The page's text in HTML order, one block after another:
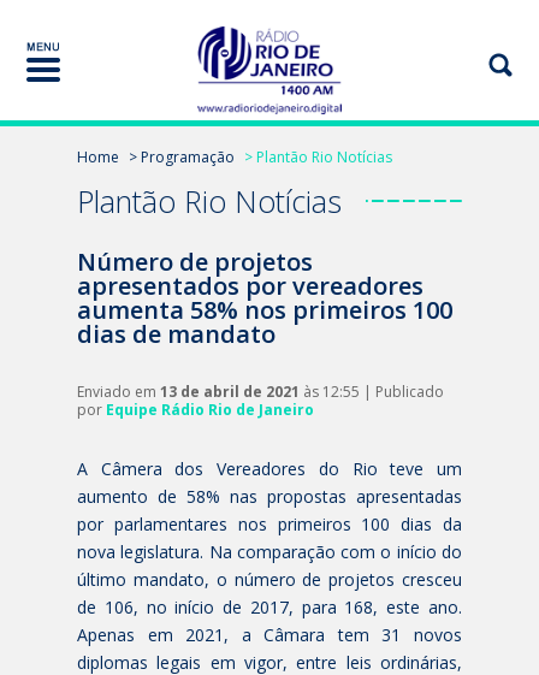
Home > Programação > Plantão Rio Notícias
Plantão Rio Notícias
Número de projetos
apresentados por vereadores
aumenta 58% nos primeiros 100
dias de mandato
Enviado em 13 de abril de 2021 às 12:55 | Publicado
por Equipe Rádio Rio de Janeiro
A Câmera dos Vereadores do Rio teve um
aumento de 58% nas propostas apresentadas
por parlamentares nos primeiros 100 dias da
nova legislatura. Na comparação com o início do
último mandato, o número de projetos cresceu
de 106, no início de 2017, para 168, este ano.
Apenas em 2021, a Câmara tem 31 novos
diplomas legais em vigor, entre leis ordinárias,